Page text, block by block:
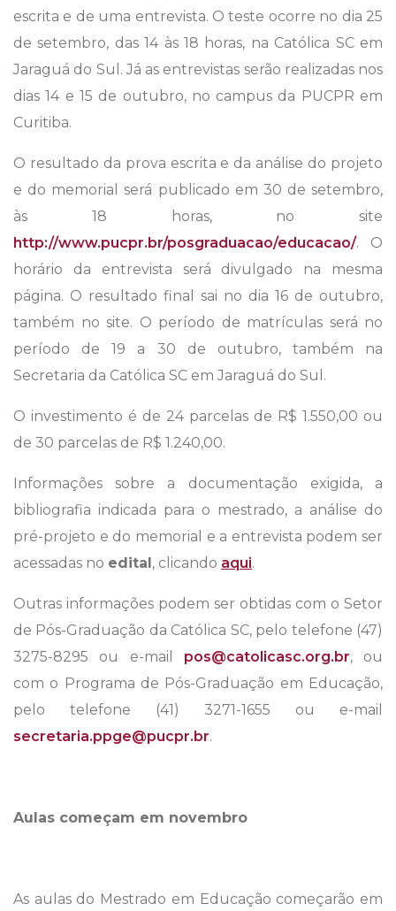
escrita e de uma entrevista. O teste ocorre no dia 25
de setembro, das 14 às 18 horas, na Católica SC em
Jaraguá do Sul. Já as entrevistas serão realizadas nos
dias 14 e 15 de outubro, no campus da PUCPR em
Curitiba.
O resultado da prova escrita e da análise do projeto
e do memorial será publicado em 30 de setembro,
às 18 horas, no site
http://www.pucpr.br/posgraduacao/educacao/. O
horário da entrevista será divulgado na mesma
página. O resultado final sai no dia 16 de outubro,
também no site. O período de matrículas será no
período de 19 a 30 de outubro, também na
Secretaria da Católica SC em Jaraguá do Sul.
O investimento é de 24 parcelas de R$ 1.550,00 ou
de 30 parcelas de R$ 1.240,00.
Informações sobre a documentação exigida, a
bibliografia indicada para o mestrado, a análise do
pré-projeto e do memorial e a entrevista podem ser
acessadas no edital , clicando aqui.
Outras informações podem ser obtidas com o Setor
de Pós-Graduação da Católica SC, pelo telefone (47)
3275-8295 ou e-mail pos@catolicasc.org.br, ou
com o Programa de Pós-Graduação em Educação,
pelo telefone (41) 3271-1655 ou e-mail
secretaria.ppge@pucpr.br.
Aulas começam em novembro
As aulas do Mestrado em Educação começarão em